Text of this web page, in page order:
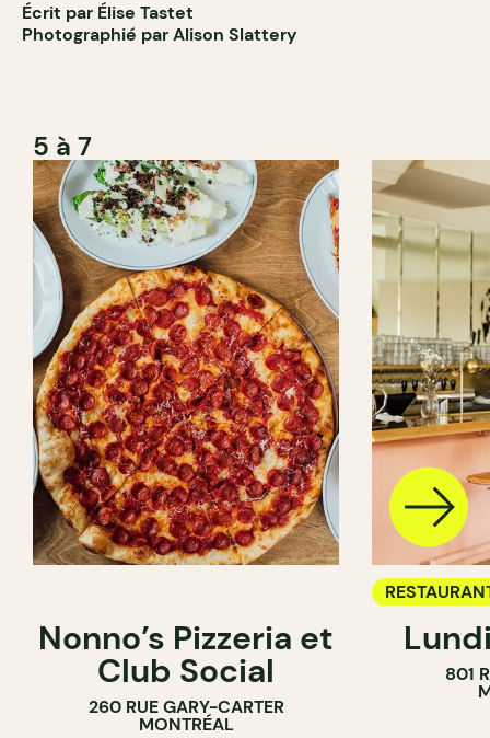
Écrit par Élise Tastet
Photographié par Alison Slattery
5 à 7
Nonno’s Pizzeria et
Club Social
260 RUE GARY-CARTER
MONTRÉAL
BAR À VIN
801